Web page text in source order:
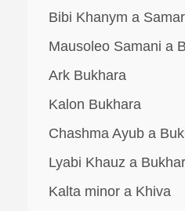
Bibi Khanym a
Mausoleo Samani a
Ark Bukhara
Kalon Bukhara
Chashma Ayub a
Lyabi Khauz a
Kalta minor a Khiva